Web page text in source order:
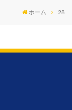
ホーム 28